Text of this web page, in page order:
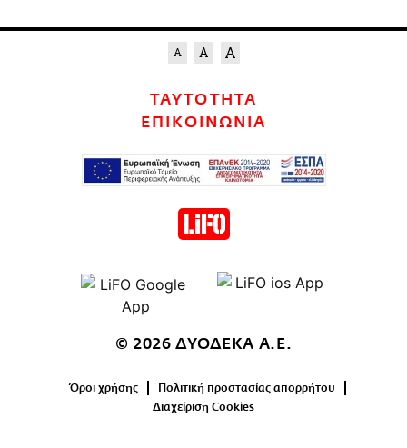
ΤΑΥΤΟΤΗΤΑ
ΕΠΙΚΟΙΝΩΝΙΑ
© 2026 ΔΥΟΔΕΚΑ Α.Ε.
Όροι χρήσης
Πολιτική προστασίας απορρήτου
Διαχείριση Cookies